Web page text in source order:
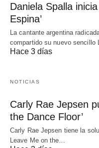
Daniela Spalla
Espina’
La cantante argentina
compartido su nuevo sencillo
Hace 3 días
NOTICIAS
Carly Rae Jepsen
the Dance Floor’
Carly Rae Jepsen tiene la
Leave Me on the…